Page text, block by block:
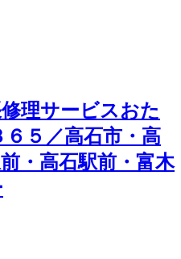
理サービスおた
５／高石市・高
・高石駅前・富木